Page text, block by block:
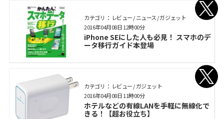
カテゴリ： レビュー / ニュース / ガジェット
iPhone SEにした人も必見！ スマホのデ
ータ移行ガイド本登場
2016年04月08日 12時00分
カテゴリ： レビュー / ガジェット
ホテルなどの有線LANを手軽に無線化で
きる！【超お役立ち】
2016年04月08日 11時00分